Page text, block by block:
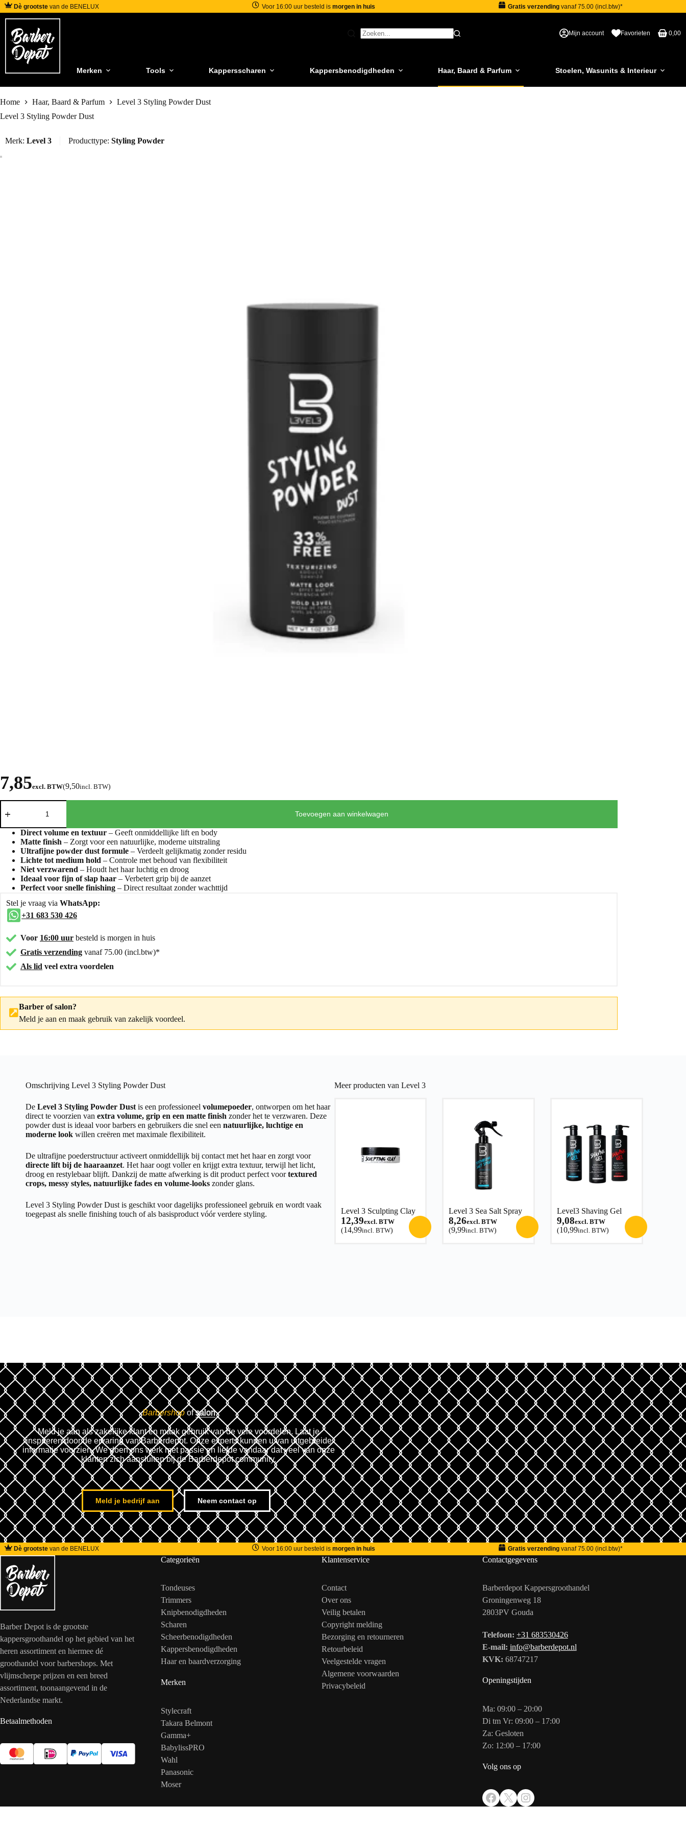
Dè grootste van de BENELUX Voor 16:00 uur besteld ismorgen in huis Gratis verzendingvanaf 75.00 (incl.btw)*
Mijn account Favorieten 0,00
Merken Tools Kappersscharen Kappersbenodigdheden Haar, Baard & Parfum Stoelen, Wasunits & Interieur
Home Haar, Baard & Parfum
Level 3 Styling Powder Dust
Level 3 Styling Powder Dust
Merk: Level 3 Producttype: Styling Powder
7,85excl. BTW(9,50incl. BTW)
Toevoegen aan winkelwagen
Direct volume en textuur – Geeft onmiddellijke lift en body
Matte finish – Zorgt voor een natuurlijke, moderne uitstraling
Ultrafijne powder dust formule – Verdeelt gelijkmatig zonder residu
Lichte tot medium hold – Controle met behoud van flexibiliteit
Niet verzwarend – Houdt het haar luchtig en droog
Ideaal voor fijn of slap haar – Verbetert grip bij de aanzet
Perfect voor snelle finishing – Direct resultaat zonder wachttijd
Stel je vraag via WhatsApp:
+31 683 530 426
Voor 16:00 uur besteld is morgen in huis
Gratis verzending vanaf 75.00 (incl.btw)*
Als lid veel extra voordelen
Barber of salon?
Meld je aan en maak gebruik van zakelijk voordeel.
Omschrijving Level 3 Styling Powder Dust
De Level 3 Styling Powder Dust is een professioneel volumepoeder, ontworpen om het haar
direct te voorzien van extra volume, grip en een matte finish zonder het te verzwaren. Deze
powder dust is ideaal voor barbers en gebruikers die snel een natuurlijke, luchtige en
moderne look willen creëren met maximale flexibiliteit.
De ultrafijne poederstructuur activeert onmiddellijk bij contact met het haar en zorgt voor
directe lift bij de haaraanzet. Het haar oogt voller en krijgt extra textuur, terwijl het licht,
droog en restylebaar blijft. Dankzij de matte afwerking is dit product perfect voortextured
crops, messy styles, natuurlijke fades en volume-looks zonder glans.
Level 3 Styling Powder Dust is geschikt voor dagelijks professioneel gebruik en wordt vaak
toegepast als snelle finishing touch of als basisproduct vóór verdere styling.
Meer producten van Level 3
Level 3 Sculpting Clay
12,39excl. BTW
(14,99incl. BTW)
Level 3 Sea Salt Spray
8,26excl. BTW
(9,99incl. BTW)
Level3 Shaving Gel
9,08excl. BTW
(10,99incl. BTW)
Barbershop of salon
Meld je aan als zakelijke klant en maak gebruik van de vele voordelen. Laat je
inspireren door de ervaring van Barberdepot. Onze experts kunnen u van uitgebreide
informatie voorzien. We doen ons werk met passie en liefde vandaar dat veel van onze
klanten zich aansluiten bij de Barberdepot community.
Meld je bedrijf aan Neem contact op
Dè grootste van de BENELUX Voor 16:00 uur besteld ismorgen in huis Gratis verzendingvanaf 75.00 (incl.btw)*
Barber Depot is de grootste
kappersgroothandel op het gebied van het
heren assortiment en hiermee dé
groothandel voor barbershops. Met
vlijmscherpe prijzen en een breed
assortiment, toonaangevend in de
Nederlandse markt.
Betaalmethoden
Categorieën
Tondeuses
Trimmers
Knipbenodigdheden
Scharen
Scheerbenodigdheden
Kappersbenodigdheden
Haar en baardverzorging
Merken
Stylecraft
Takara Belmont
Gamma+
BabylissPRO
Wahl
Panasonic
Moser
Klantenservice
Contact
Over ons
Veilig betalen
Copyright melding
Bezorging en retourneren
Retourbeleid
Veelgestelde vragen
Algemene voorwaarden
Privacybeleid
Contactgegevens
Barberdepot Kappersgroothandel
Groningenweg 18
2803PV Gouda
Telefoon: +31 683530426
E-mail: info@barberdepot.nl
KVK: 68747217
Openingstijden
Ma: 09:00 – 20:00
Di tm Vr: 09:00 – 17:00
Za: Gesloten
Zo: 12:00 – 17:00
Volg ons op